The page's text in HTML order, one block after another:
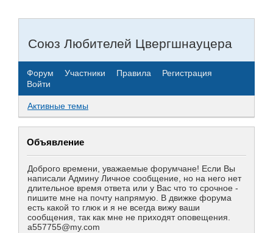
Союз Любителей Цвергшнауцера
Форум Участники Правила
Регистрация
Войти
Активные темы
Объявление
Доброго времени, уважаемые форумчане! Если Вы
написали Админу Личное сообщение, но на него нет
длительное время ответа или у Вас что то срочное -
пишите мне на почту напрямую. В движке форума
есть какой то глюк и я не всегда вижу ваши
сообщения, так как мне не приходят оповещения.
a557755@my.com